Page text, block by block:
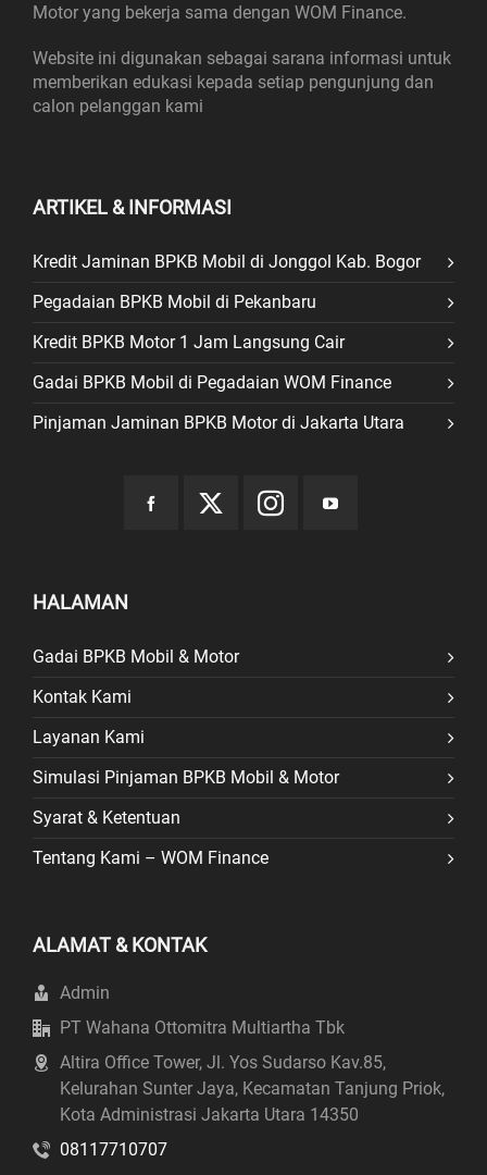
Motor yang bekerja sama dengan WOM Finance.
Website ini digunakan sebagai sarana informasi untuk
memberikan edukasi kepada setiap pengunjung dan
calon pelanggan kami
ARTIKEL & INFORMASI
Kredit Jaminan BPKB Mobil di Jonggol Kab. Bogor
Pegadaian BPKB Mobil di Pekanbaru
Kredit BPKB Motor 1 Jam Langsung Cair
Gadai BPKB Mobil di Pegadaian WOM Finance
Pinjaman Jaminan BPKB Motor di Jakarta Utara
HALAMAN
Gadai BPKB Mobil & Motor
Kontak Kami
Layanan Kami
Simulasi Pinjaman BPKB Mobil & Motor
Syarat & Ketentuan
Tentang Kami – WOM Finance
ALAMAT & KONTAK
Admin
PT Wahana Ottomitra Multiartha Tbk
Altira Office Tower, Jl. Yos Sudarso Kav.85,
Kelurahan Sunter Jaya, Kecamatan Tanjung Priok,
Kota Administrasi Jakarta Utara 14350
08117710707